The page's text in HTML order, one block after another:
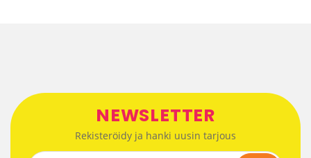
NEWSLETTER
Rekisteröidy ja hanki uusin tarjous